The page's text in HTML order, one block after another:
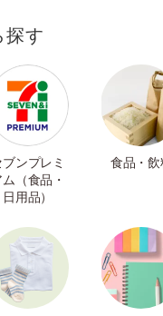
探す
ブンプレミ
ム（食品・
日用品）
食品・飲